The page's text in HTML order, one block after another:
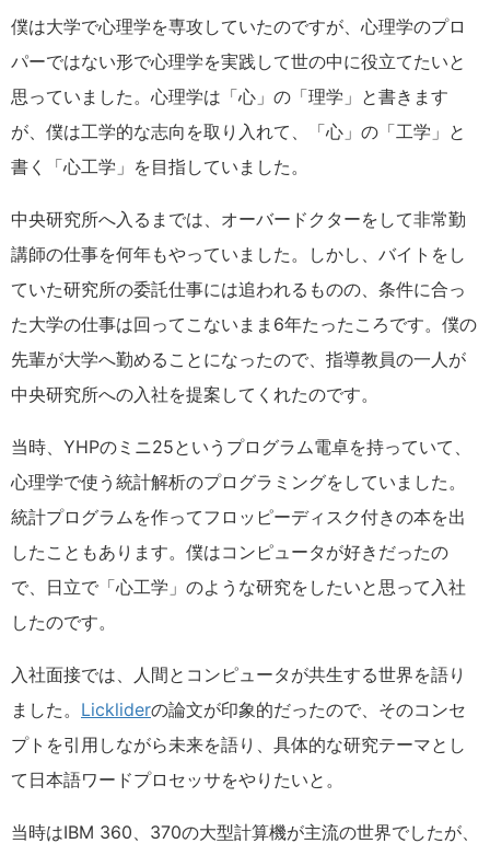
僕は大学で心理学を専攻していたのですが、心理学のプロ
パーではない形で心理学を実践して世の中に役立てたいと
思っていました。心理学は「心」の「理学」と書きます
が、僕は工学的な志向を取り入れて、「心」の「工学」と
書く「心工学」を目指していました。
中央研究所へ入るまでは、オーバードクターをして非常勤
講師の仕事を何年もやっていました。しかし、バイトをし
ていた研究所の委託仕事には追われるものの、条件に合っ
た大学の仕事は回ってこないまま6年たったころです。僕の
先輩が大学へ勤めることになったので、指導教員の一人が
中央研究所への入社を提案してくれたのです。
当時、YHPのミニ25というプログラム電卓を持っていて、
心理学で使う統計解析のプログラミングをしていました。
統計プログラムを作ってフロッピーディスク付きの本を出
したこともあります。僕はコンピュータが好きだったの
で、日立で「心工学」のような研究をしたいと思って入社
したのです。
入社面接では、人間とコンピュータが共生する世界を語り
ました。 Lickliderの論文が印象的だったので、そのコンセ
プトを引用しながら未来を語り、具体的な研究テーマとし
て日本語ワードプロセッサをやりたいと。
当時はIBM 360、370の大型計算機が主流の世界でしたが、